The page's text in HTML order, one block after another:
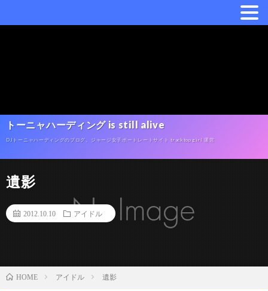
トーニャハーディング is still alive
DJトーニャハーディングのブログ。ジャージ女子ポートレートサイト tracktop girl 運営
遺影
2012.10.10 アイドル
HOME アイドル 遺影